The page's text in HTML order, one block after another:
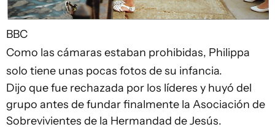
BBC
Como las cámaras estaban prohibidas, Philippa
solo tiene unas pocas fotos de su infancia.
Dijo que fue rechazada por los líderes y huyó del
grupo antes de fundar finalmente la Asociación de
Sobrevivientes de la Hermandad de Jesús.